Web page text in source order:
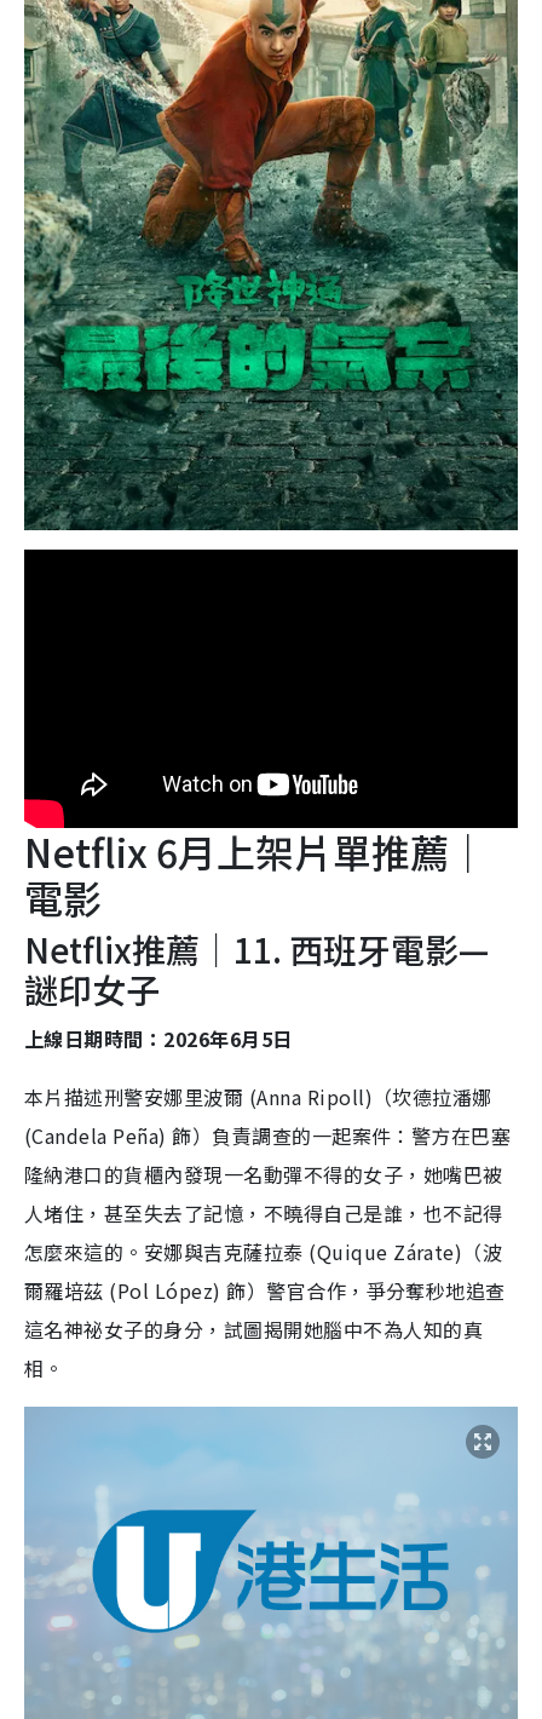
Netflix 6月上架片單推薦｜
電影
Netflix推薦｜11. 西班牙電影—
謎印女子
上線日期時間：2026年6月5日
本片描述刑警安娜里波爾 (Anna Ripoll)（坎德拉潘娜
(Candela Peña) 飾）負責調查的一起案件：警方在巴塞
隆納港口的貨櫃內發現一名動彈不得的女子，她嘴巴被
人堵住，甚至失去了記憶，不曉得自己是誰，也不記得
怎麼來這的。安娜與吉克薩拉泰 (Quique Zárate)（波
爾羅培茲 (Pol López) 飾）警官合作，爭分奪秒地追查
這名神祕女子的身分，試圖揭開她腦中不為人知的真
相。